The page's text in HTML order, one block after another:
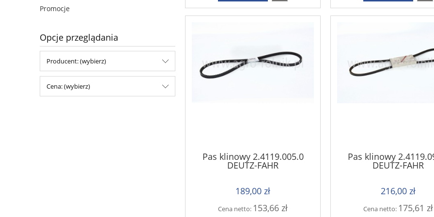
Promocje
Opcje przeglądania
Producent: (wybierz)
Cena: (wybierz)
Pas klinowy 2.4119.005.0
DEUTZ-FAHR
189,00 zł
Cena netto: 153,66 zł
Pas klinowy
DEUTZ-FAHR
216,00 zł
Cena netto: 175,61 zł